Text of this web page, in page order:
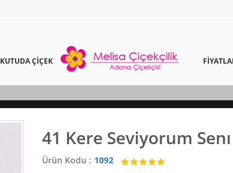
KUTUDA ÇİÇEK
41 Kere Seviyorum Senı
Ürün Kodu : 1092